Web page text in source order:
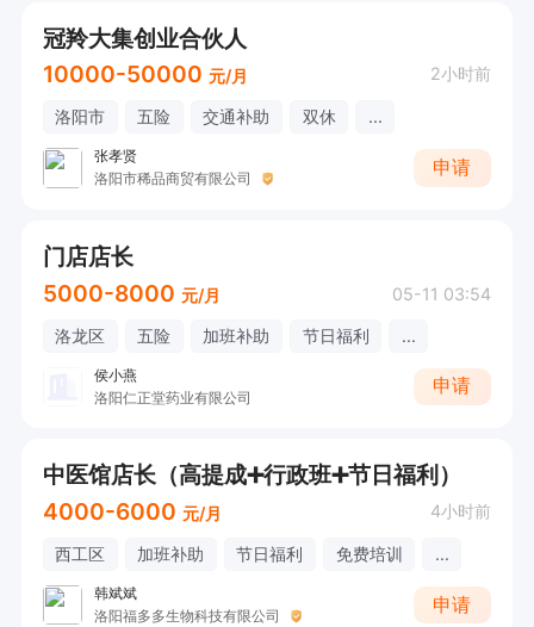
冠羚大集创业合伙人
10000-50000 元/月 2小时前
洛阳市 五险 交通补助 双休 ...
张孝贤
洛阳市稀品商贸有限公司
申请
门店店长
5000-8000 元/月 05-11 03:54
洛龙区 五险 加班补助 节日福利 ...
侯小燕
洛阳仁正堂药业有限公司
申请
中医馆店长（高提成➕行政班➕节日福利）
4000-6000 元/月 4小时前
西工区 加班补助 节日福利 免费培训 ...
韩斌斌
洛阳福多多生物科技有限公司
申请